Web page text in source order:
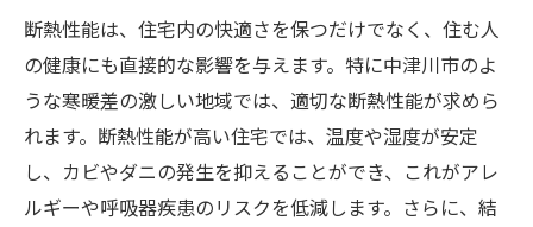
断熱性能は、住宅内の快適さを保つだけでなく、住む人
の健康にも直接的な影響を与えます。特に中津川市のよ
うな寒暖差の激しい地域では、適切な断熱性能が求めら
れます。断熱性能が高い住宅では、温度や湿度が安定
し、カビやダニの発生を抑えることができ、これがアレ
ルギーや呼吸器疾患のリスクを低減します。さらに、結